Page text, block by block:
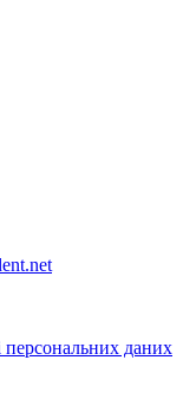
персональних даних